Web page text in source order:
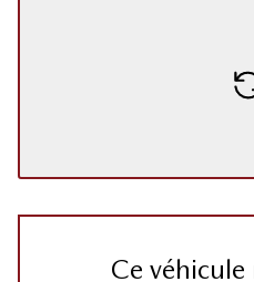
Ce